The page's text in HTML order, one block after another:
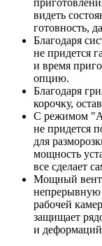
видеть
готовность,
Благодаря
не придется
и время
опцию.
Благодаря
корочку,
С режимом
не придется
для
мощность
все сделает
Мощный
непрерывную
рабочей
защищает
и